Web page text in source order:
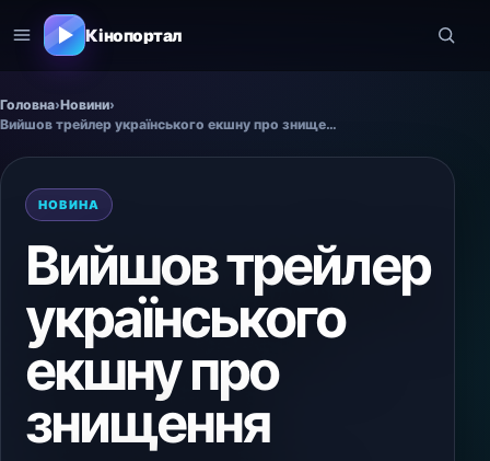
Кінопортал
Головна›Новини›
Вийшов трейлер українського екшну про знищення «совкових» зомбі в секретному бункері часів СРСР.
НОВИНА
Вийшов трейлер
українського
екшну про
знищення